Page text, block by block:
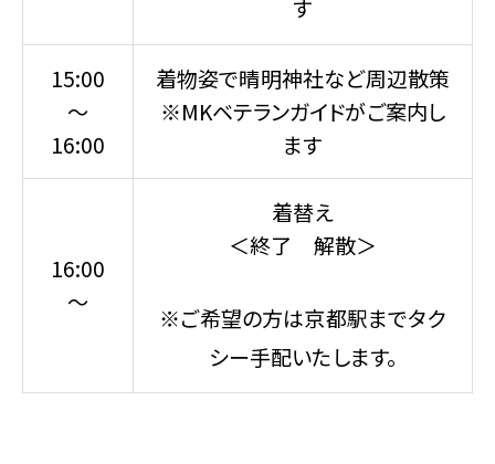
す
15:00
～
16:00
着物姿で晴明神社など周辺散策
※MKベテランガイドがご案内し
ます
16:00
～
着替え
＜終了 解散＞
※ご希望の方は京都駅までタク
シー手配いたします。